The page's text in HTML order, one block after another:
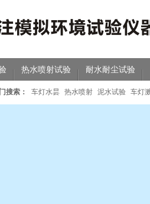
热水喷射试验 耐水耐尘试验
搜索： 车灯水昙 热水喷射 泥水试验 车灯